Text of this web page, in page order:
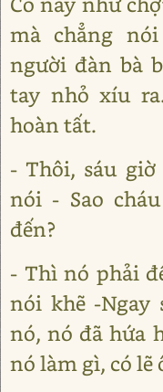
mà chẳng
người đàn bà
tay nhỏ xíu
hoàn tất.
- Thôi, sáu
nói - Sao
đến?
- Thì nó phải
nói khẽ -Ngay
nó, nó đã hứa
nó làm gì, có lẽ